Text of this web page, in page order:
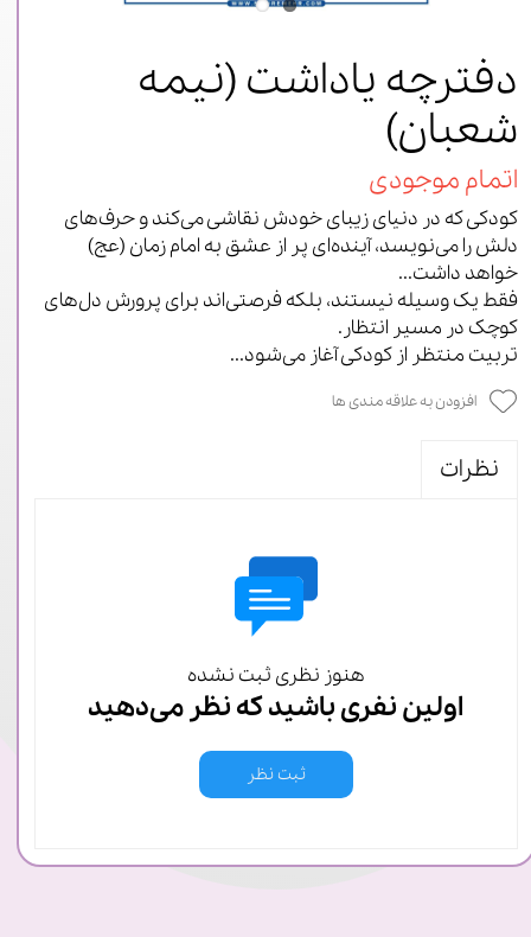
دفترچه یاداشت (نیمه
شعبان)
اتمام موجودی
کودکی که در دنیای زیبای خودش نقاشی می‌کند و حرف‌های
دلش را می‌نویسد، آینده‌ای پر از عشق به امام زمان (عج)
خواهد داشت...
فقط یک وسیله نیستند، بلکه فرصتی‌اند برای پرورش دل‌های
کوچک در مسیر انتظار.
تربیت منتظر از کودکی آغاز می‌شود...
افزودن به علاقه مندی ها
نظرات
هنوز نظری ثبت نشده
اولین نفری باشید که نظر می‌دهید
ثبت نظر